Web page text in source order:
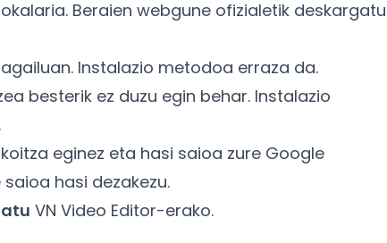
Beraien webgune ofizialetik deskargatu
Instalazio metodoa erraza da.
besterik ez duzu egin behar. Instalazio
eginez eta hasi saioa zure Google
hasi dezakezu.
VN Video Editor-erako.